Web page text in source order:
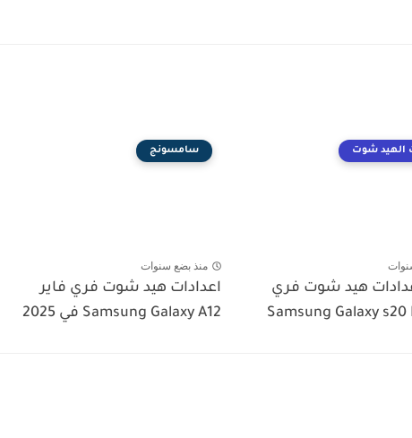
الهيد شوت
هيد شوت فري
سامسونج
منذ بضع سنوات
اعدادات هيد شوت فري فاير
Samsung Galaxy A12 في 2025